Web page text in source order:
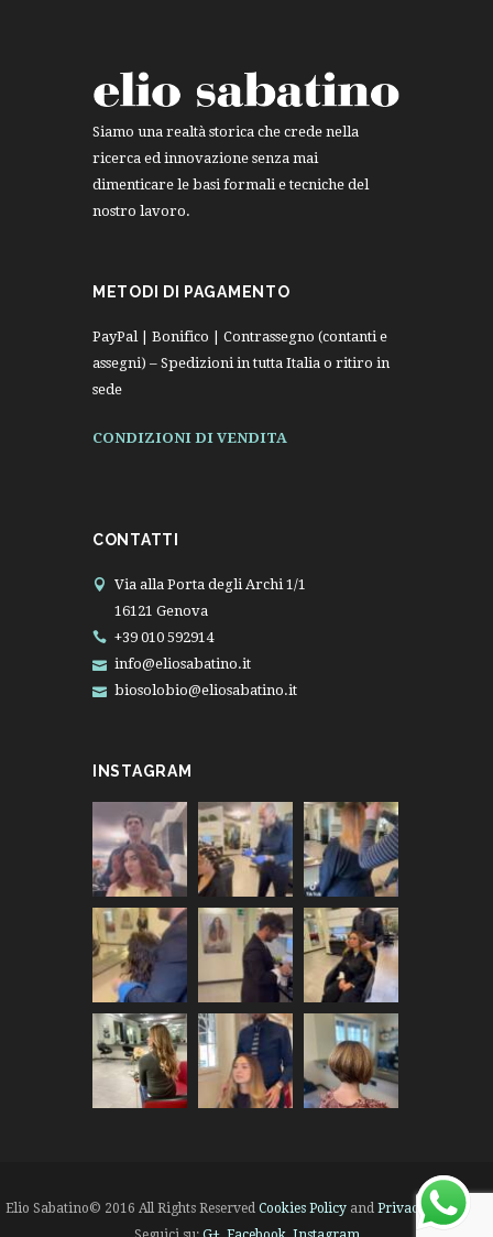
Siamo una realtà storica che crede nella
ricerca ed innovazione senza mai
dimenticare le basi formali e tecniche del
nostro lavoro.
METODI DI PAGAMENTO
PayPal | Bonifico | Contrassegno (contanti e
assegni) – Spedizioni in tutta Italia o ritiro in
sede
CONDIZIONI DI VENDITA
CONTATTI
Via alla Porta degli Archi 1/1
16121 Genova
+39 010 592914
info@eliosabatino.it
biosolobio@eliosabatino.it
INSTAGRAM
Elio Sabatino© 2016 All Rights Reserved Cookies Policy and Privacy Policy